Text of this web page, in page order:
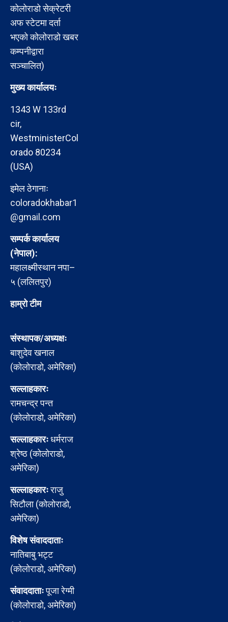
कोलोराडो सेक्रेटरी
अफ स्टेटमा दर्ता
भएको कोलोराडो खबर
कम्पनीद्वारा
सञ्चालित)
मुख्य कार्यालयः
1343 W 133rd
cir,
WestministerCol
orado 80234
(USA)
इमेल ठेगानाः
coloradokhabar1
@gmail.com
सम्पर्क कार्यालय
(नेपाल):
महालक्ष्मीस्थान नपा–
५ (ललितपुर)
हाम्रो टीम
संस्थापक/अध्यक्षः
बाशुदेव खनाल
(कोलोराडो, अमेरिका)
सल्लाहकारः
रामचन्द्र पन्त
(कोलोराडो, अमेरिका)
सल्लाहकारःधर्मराज
श्रेष्ठ (कोलोराडो,
अमेरिका)
सल्लाहकारःराजु
सिटौला (कोलोराडो,
अमेरिका)
विशेष संवाददाताः
नातिबाबु भट्ट
(कोलोराडो, अमेरिका)
संवाददाताःपूजा रेग्मी
(कोलोराडो, अमेरिका)